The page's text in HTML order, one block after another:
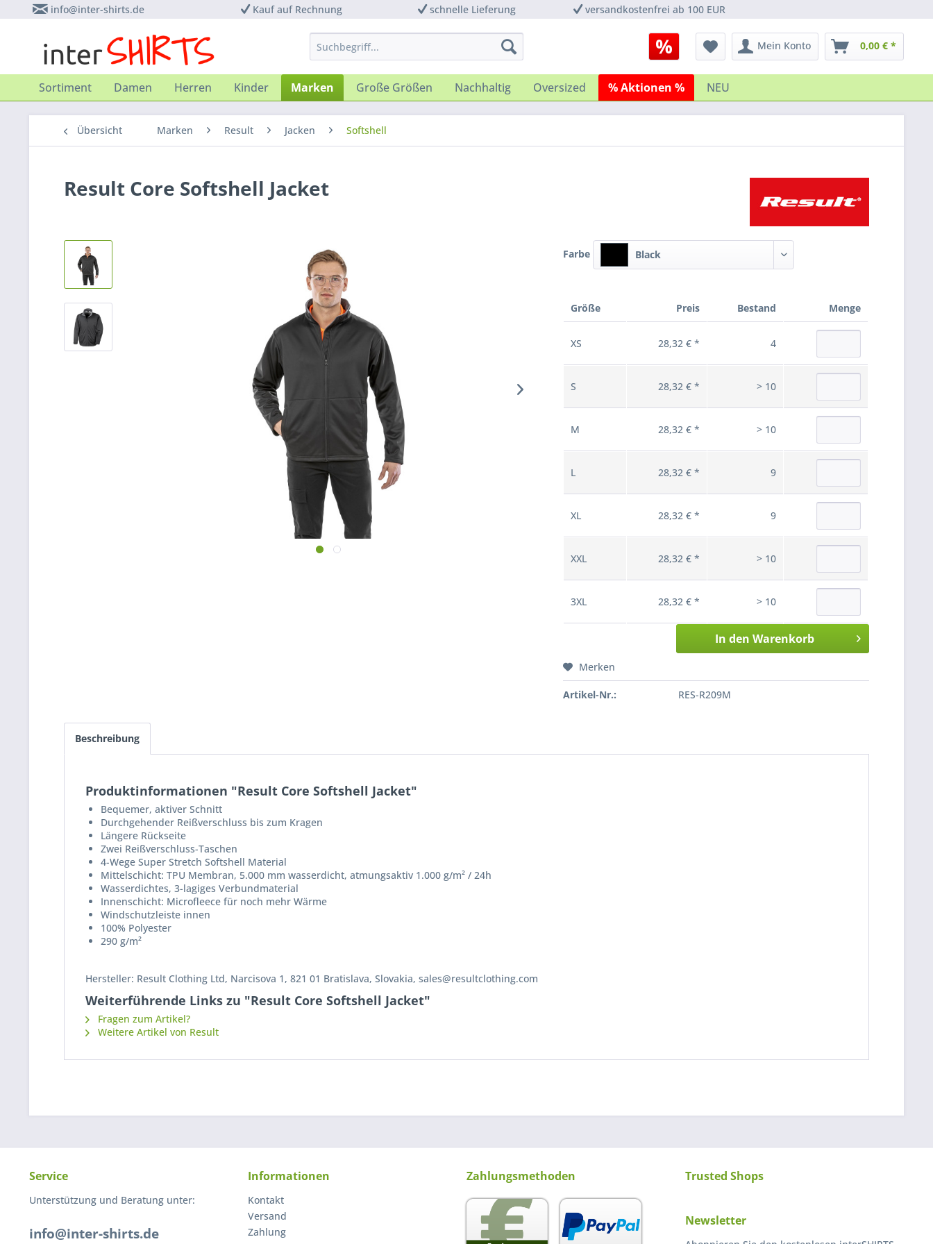
info@inter-shirts.de Kauf auf Rechnung schnelle Lieferung versandkostenfrei ab 100 EUR
Mein Konto 0,00 € *
Sortiment Damen Herren Kinder Marken Große Größen Nachhaltig Oversized % Aktionen % NEU
Übersicht Marken Result Jacken Softshell
Result Core Softshell Jacket
Farbe Black
Größe Preis Bestand Menge
XS 28,32 € * 4
S 28,32 € * > 10
M 28,32 € * > 10
L 28,32 € * 9
XL 28,32 € * 9
XXL 28,32 € * > 10
3XL 28,32 € * > 10
In den Warenkorb
Merken
Artikel-Nr.: RES-R209M
Beschreibung
Produktinformationen "Result Core Softshell Jacket"
Bequemer, aktiver Schnitt
Durchgehender Reißverschluss bis zum Kragen
Längere Rückseite
Zwei Reißverschluss-Taschen
4-Wege Super Stretch Softshell Material
Mittelschicht: TPU Membran, 5.000 mm wasserdicht, atmungsaktiv 1.000 g/m² / 24h
Wasserdichtes, 3-lagiges Verbundmaterial
Innenschicht: Microfleece für noch mehr Wärme
Windschutzleiste innen
100% Polyester
290 g/m²
Hersteller: Result Clothing Ltd, Narcisova 1, 821 01 Bratislava, Slovakia, sales@resultclothing.com
Weiterführende Links zu "Result Core Softshell Jacket"
Fragen zum Artikel?
Weitere Artikel von Result
Service
Unterstützung und Beratung unter:
info@inter-shirts.de
Informationen
Kontakt
Versand
Zahlung
Zahlungsmethoden Trusted Shops
Newsletter